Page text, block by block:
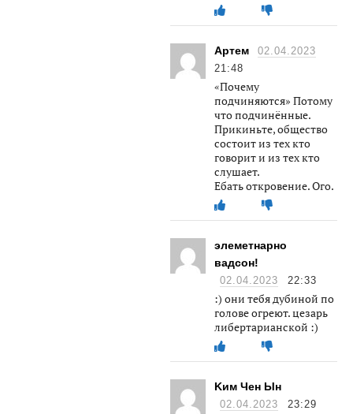
Артем
02.04.2023
21:48
«Почему
подчиняются» Потому
что подчинённые.
Прикиньте, общество
состоит из тех кто
говорит и из тех кто
слушает.
Ебать откровение. Ого.
элеметнарно
вадсон!
02.04.2023 22:33
:) они тебя дубиной по
голове огреют. цезарь
либертарианской :)
Kим Чен Ын
02.04.2023 23:29